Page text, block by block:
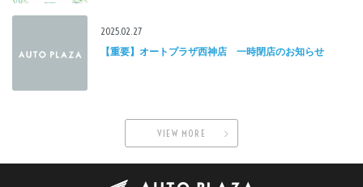
2025.02.27
【重要】オートプラザ西神店 一時閉店のお知らせ
VIEW MORE